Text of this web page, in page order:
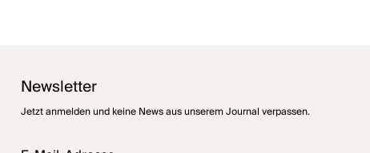
Newsletter
Jetzt anmelden und keine News aus unserem Journal verpassen.